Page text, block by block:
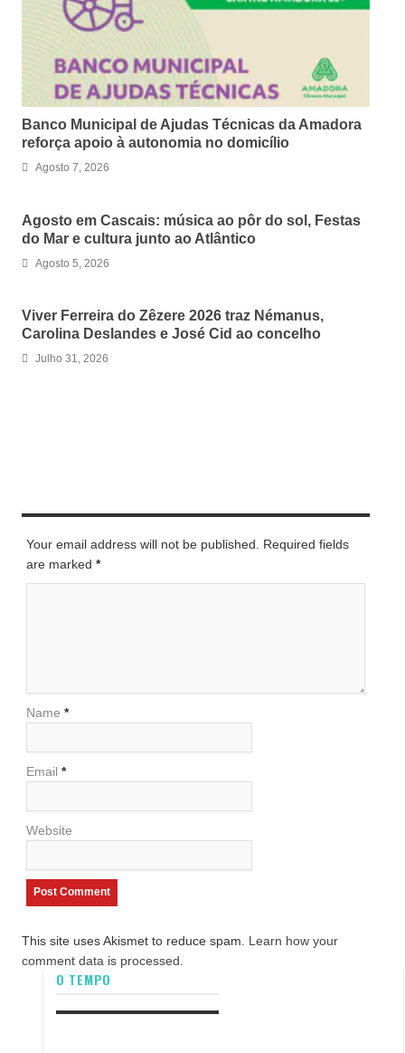
Banco Municipal de Ajudas Técnicas da Amadora
reforça apoio à autonomia no domicílio
Agosto 7, 2026
Agosto em Cascais: música ao pôr do sol, Festas
do Mar e cultura junto ao Atlântico
Agosto 5, 2026
Viver Ferreira do Zêzere 2026 traz Némanus,
Carolina Deslandes e José Cid ao concelho
Julho 31, 2026
Your email address will not be published. Required fields
are marked *
Name *
Email *
Website
This site uses Akismet to reduce spam. Learn how your
comment data is processed.
O TEMPO